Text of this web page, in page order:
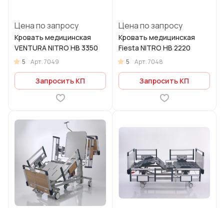
Цена по запросу
Кровать медицинская
VENTURA NITRO HB 3350
5 Арт.7049
Запросить КП
Цена по запросу
Кровать медицинская
Fiesta NITRO HB 2220
5 Арт.7048
Запросить КП